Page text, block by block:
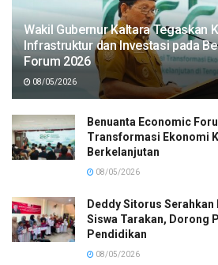
Wakil Gubernur Kaltara Tegaskan
Infrastruktur dan Investasi pada
Forum 2026
08/05/2026
Benuanta Economic
Transformasi Ekonomi
Berkelanjutan
08/05/2026
Deddy Sitorus
Siswa Tarakan, Dorong
Pendidikan
08/05/2026